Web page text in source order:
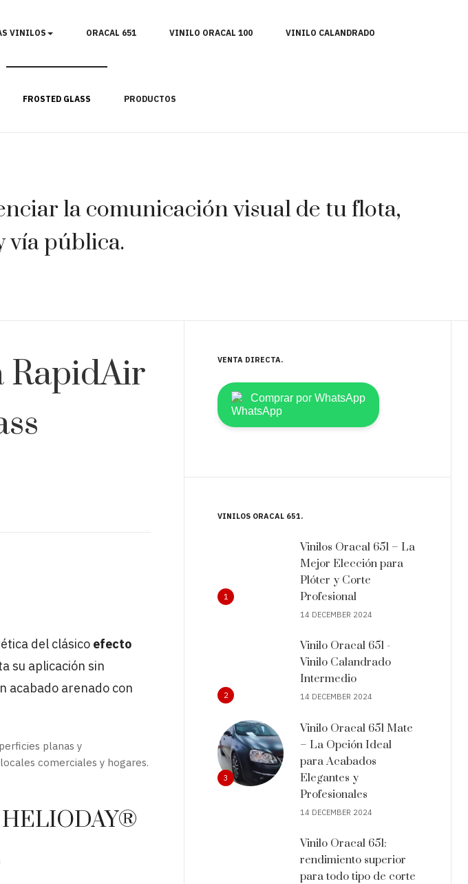
VINILOS ORACAL 651 VINILO ORACAL 100 VINILO CALANDRADO
FROSTED GLASS PRODUCTOS
la comunicación visual de tu flota,
vía pública.
RapidAir
del clásico efecto
su aplicación sin
acabado arenado con
planas y
comerciales y hogares.
HELIODAY®
VENTA DIRECTA
Comprar por WhatsApp
VINILOS ORACAL 651
1
Vinilos Oracal 651 – La
Mejor Elección para
Plóter y Corte
Profesional
14 DECEMBER 2024
2
Vinilo Oracal 651 -
Vinilo Calandrado
Intermedio
14 DECEMBER 2024
3
Vinilo Oracal 651 Mate
– La Opción Ideal
para Acabados
Elegantes y
Profesionales
14 DECEMBER 2024
Vinilo Oracal 651:
rendimiento superior
para todo tipo de corte